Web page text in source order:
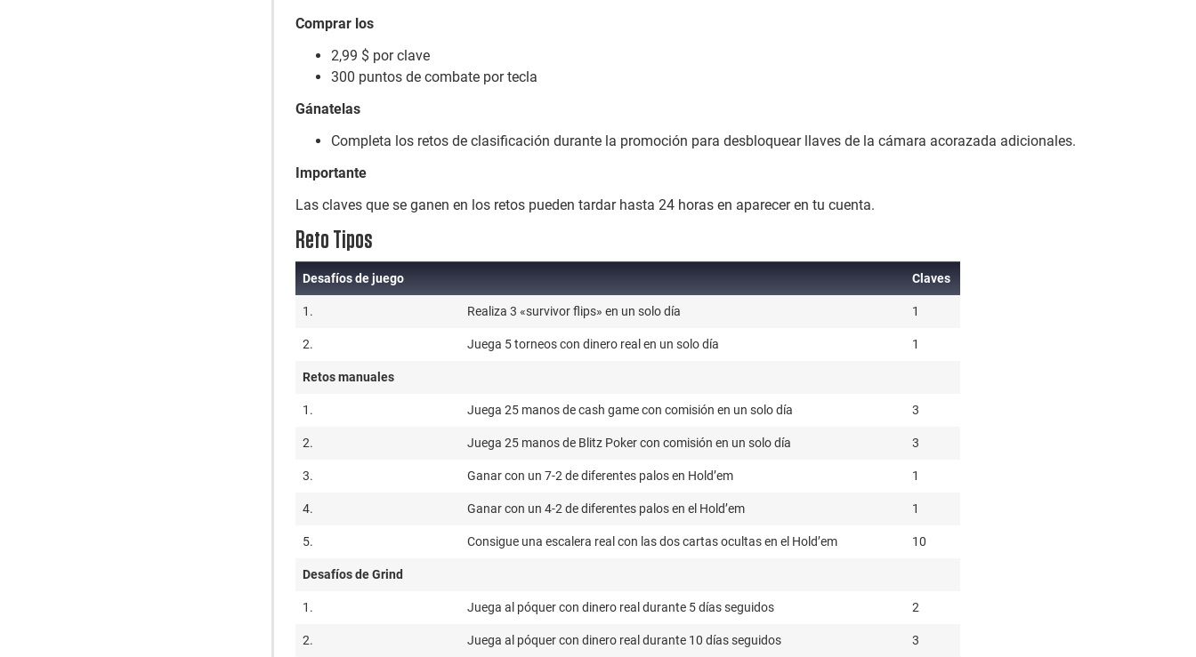
Comprarlos
2,99 $ por clave
300 puntos de combate por tecla
Gánatelas
Completa los retos de clasificación durante la promoción para desbloquear llaves de la cámara acorazada adicionales.
Importante
Las claves que se ganen en los retos pueden tardar hasta 24 horas en aparecer en tu cuenta.
Reto Tipos
Desafíos de juego
Claves
Desafíos de juego
Claves
1. Realiza 3 «survivor flips» en un solo día 1
2. Juega 5 torneos con dinero real en un solo día 1
Retos manuales
1. Juega 25 manos de cash game con comisión en un solo día 3
2. Juega 25 manos de Blitz Poker con comisión en un solo día 3
3. Ganar con un 7-2 de diferentes palos en Hold’em 1
4. Ganar con un 4-2 de diferentes palos en el Hold’em 1
5. Consigue una escalera real con las dos cartas ocultas en el Hold’em 10
Desafíos de Grind
1. Juega al póquer con dinero real durante 5 días seguidos 2
2. Juega al póquer con dinero real durante 10 días seguidos 3